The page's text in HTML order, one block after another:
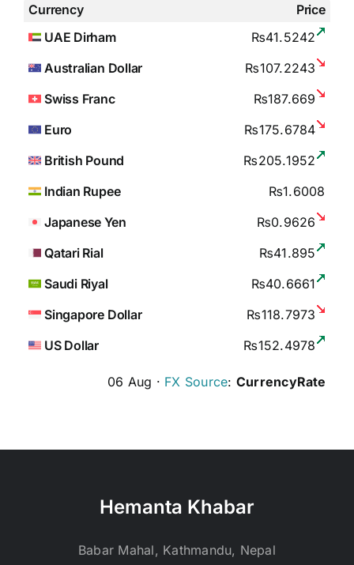
Currency
Price
UAE Dirham
₨41.5242
Australian Dollar
₨107.2243
Swiss Franc
₨187.669
Euro
₨175.6784
British Pound
₨205.1952
Indian Rupee
₨1.6008
Japanese Yen
₨0.9626
Qatari Rial
₨41.895
Saudi Riyal
₨40.6661
Singapore Dollar
₨118.7973
US Dollar
₨152.4978
06 Aug · FX Source: CurrencyRate
Hemanta Khabar
Babar Mahal, Kathmandu, Nepal